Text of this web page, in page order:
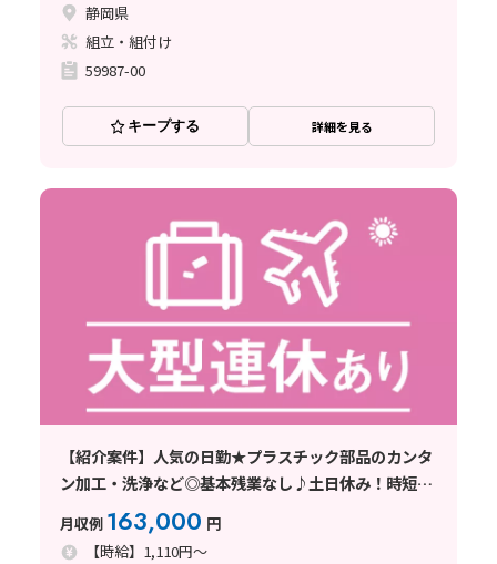
静岡県
組立・組付け
59987-00
キープする 詳細を見る
【紹介案件】人気の日勤★プラスチック部品のカンタ
ン加工・洗浄など◎基本残業なし♪土日休み！時短勤
月収例 163,000 円
【時給】1,110円～